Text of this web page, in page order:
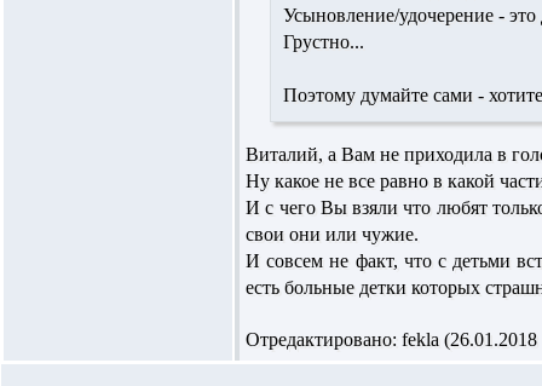
Усыновление/удочерение -
Грустно...
Поэтому думайте сами -
Виталий, а Вам не приходила в
Ну какое не все равно в какой
И с чего Вы взяли что любят
свои они или чужие.
И совсем не факт, что с детьми
есть больные детки которых
Отредактировано: fekla (26.01.2018